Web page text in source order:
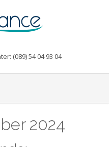
(089) 54 04 93 04
2024